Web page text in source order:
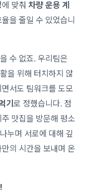
에 맞춰차량 운용 계
을 줄일 수 있었습니
수 없죠. 우리팀은
을 위해 터치하지 않
서도 팀워크를 도모
기로 정했습니다. 점
맛집을 방문해 평소
누며 서로에 대해 깊
의 시간을 보내며 온